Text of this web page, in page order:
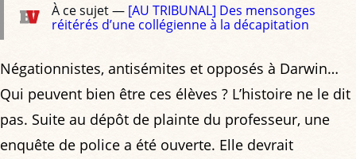
À ce sujet — [AU TRIBUNAL] Des mensonges
réitérés d’une collégienne à la décapitation
Négationnistes, antisémites et opposés à Darwin…
Qui peuvent bien être ces élèves ? L’histoire ne le dit
pas. Suite au dépôt de plainte du professeur, une
enquête de police a été ouverte. Elle devrait